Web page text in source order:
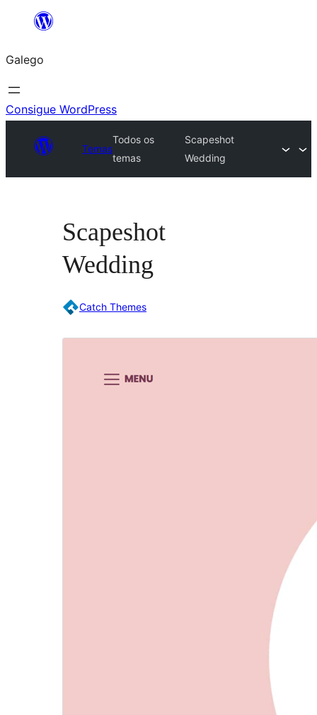
Saltar
contido
Galego
Consigue WordPress
Temas
Todos os
temas
Scapeshot
Wedding
Scapeshot
Wedding
Catch Themes